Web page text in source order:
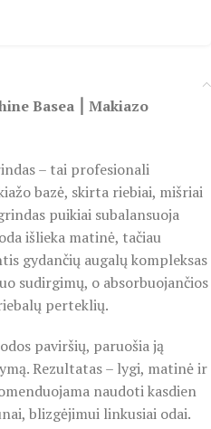
Basea ⎮ Makiazo
– tai profesionali
bazė, skirta riebiai, mišriai
puikiai subalansuoja
išlieka matinė, tačiau
gydančių augalų kompleksas
sudirgimų, o absorbuojančios
perteklių.
paviršių, paruošia ją
Rezultatas – lygi, matinė ir
naudoti kasdien
blizgėjimui linkusiai odai.